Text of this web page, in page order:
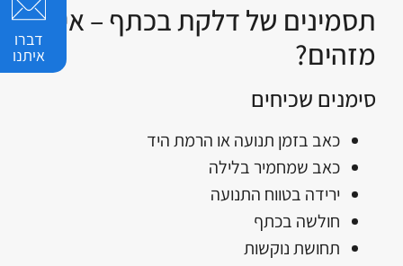
תסמינים של דלקת בכתף – איך
מזהים?
סימנים שכיחים
כאב בזמן תנועה או הרמת היד
כאב שמחמיר בלילה
ירידה בטווח התנועה
חולשה בכתף
תחושת נוקשות
דברו
איתנו